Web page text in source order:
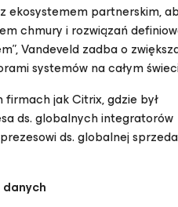
ekosystemem partnerskim,
chmury i rozwiązań
Vandeveld zadba o
systemów na całym
jak Citrix, gdzie był
ds. globalnych integratorów
ds. globalnej